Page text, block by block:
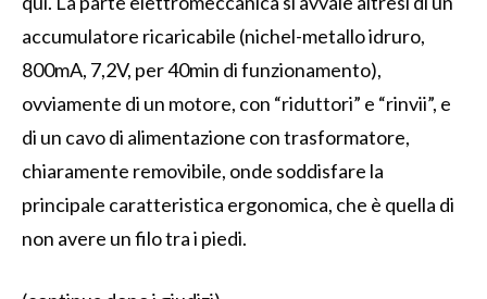
accumulatore ricaricabile (nichel-metallo idruro,
800mA, 7,2V, per 40min di funzionamento),
ovviamente di un motore, con “riduttori” e “rinvii”, e
di un cavo di alimentazione con trasformatore,
chiaramente removibile, onde soddisfare la
principale caratteristica ergonomica, che è quella di
non avere un filo tra i piedi.